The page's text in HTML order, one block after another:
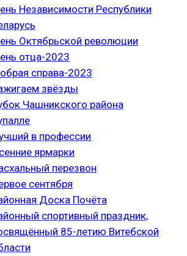
Независимости Республики
Октябрьской революции
отца-2023
справа-2023
звёзды
Чашникского района
в профессии
ярмарки
перезвон
сентября
Доска Почёта
спортивный праздник,
85-летию Витебской